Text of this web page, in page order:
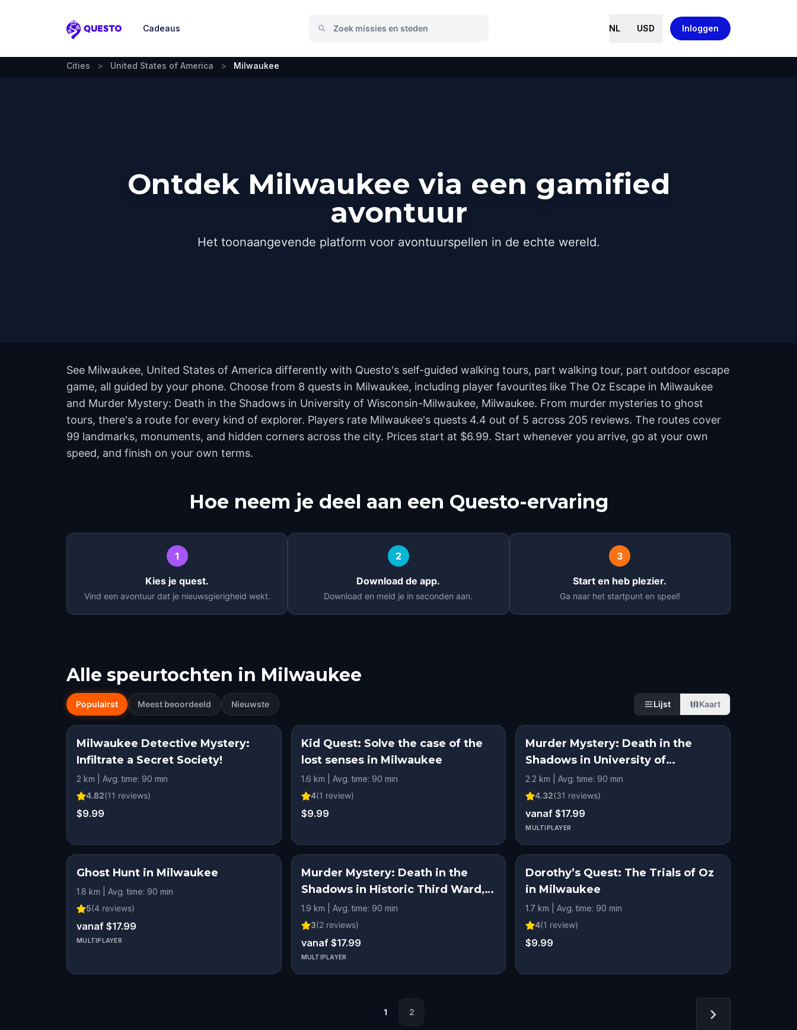
Questo
Cadeaus NL USD Inloggen
Cities > United States of America > Milwaukee
Ontdek Milwaukee via een gamified
avontuur
Het toonaangevende platform voor avontuurspellen in de echte wereld.
See Milwaukee, United States of America differently with Questo's self-guided walking tours, part walking tour, part outdoor escape
game, all guided by your phone. Choose from 8 quests in Milwaukee, including player favourites like The Oz Escape in Milwaukee
and Murder Mystery: Death in the Shadows in University of Wisconsin-Milwaukee, Milwaukee. From murder mysteries to ghost
tours, there's a route for every kind of explorer. Players rate Milwaukee's quests 4.4 out of 5 across 205 reviews. The routes cover
99 landmarks, monuments, and hidden corners across the city. Prices start at $6.99. Start whenever you arrive, go at your own
speed, and finish on your own terms.
Hoe neem je deel aan een Questo-ervaring
1
Kies je quest.
Vind een avontuur dat je nieuwsgierigheid wekt.
2
Download de app.
Download en meld je in seconden aan.
3
Start en heb plezier.
Ga naar het startpunt en speel!
Alle speurtochten in Milwaukee
Populairst Meest beoordeeld Nieuwste Lijst Kaart
Milwaukee Detective Mystery:
Infiltrate a Secret Society!
2 km | Avg. time: 90 min
4.82(11 reviews)
$9.99
Kid Quest: Solve the case of the
lost senses in Milwaukee
1.6 km | Avg. time: 90 min
4(1 review)
$9.99
Murder Mystery: Death in the
Shadows in University of
Wisconsin-Milwaukee, Milwaukee
2.2 km | Avg. time: 90 min
4.32(31 reviews)
vanaf $17.99
MULTIPLAYER
Ghost Hunt in Milwaukee
1.8 km | Avg. time: 90 min
5(4 reviews)
vanaf $17.99
MULTIPLAYER
Murder Mystery: Death in the
Shadows in Historic Third Ward,
Milwaukee
1.9 km | Avg. time: 90 min
3(2reviews)
vanaf $17.99
MULTIPLAYER
Dorothy’s Quest: The Trials of Oz
in Milwaukee
1.7 km | Avg. time: 90 min
4(1 review)
$9.99
1 2